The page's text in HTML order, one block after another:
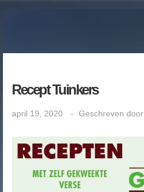
Recept Tuinkers
april 19, 2020 Geschreven door